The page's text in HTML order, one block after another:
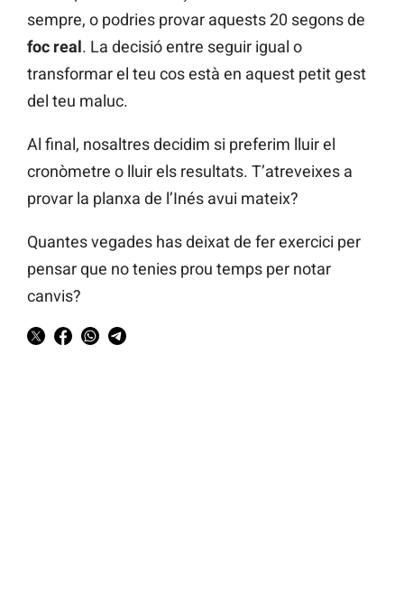
sempre, o podries provar aquests 20 segons de
foc real. La decisió entre seguir igual o
transformar el teu cos està en aquest petit gest
del teu maluc.
Al final, nosaltres decidim si preferim lluir el
cronòmetre o lluir els resultats. T’atreveixes a
provar la planxa de l’Inés avui mateix?
Quantes vegades has deixat de fer exercici per
pensar que no tenies prou temps per notar
canvis?